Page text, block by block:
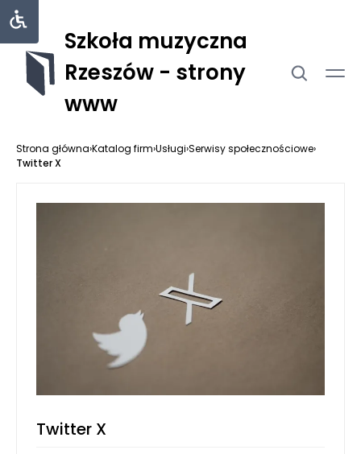
Szkoła muzyczna
Rzeszów - strony
www
Strona główna›Katalog firm›Usługi›Serwisy społecznościowe›
Twitter X
Twitter X